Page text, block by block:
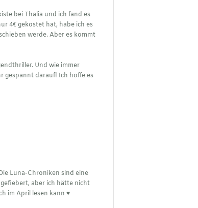
bei Thalia und ich fand es
4€ gekostet hat, habe ich es
werde. Aber es kommt
Und wie immer
gespannt darauf! Ich hoffe es
Luna-Chroniken sind eine
aber ich hätte nicht
im April lesen kann ♥︎